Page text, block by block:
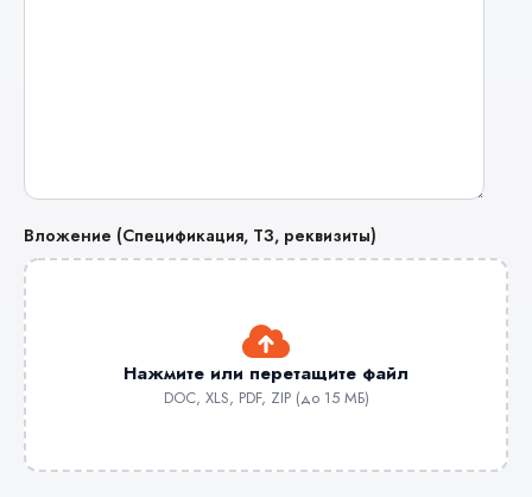
Вложение (Спецификация, ТЗ, реквизиты)
Нажмите или перетащите файл
DOC, XLS, PDF, ZIP (до 15 МБ)